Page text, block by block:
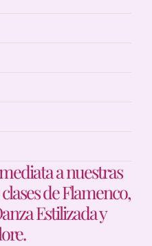
a nuestras
de Flamenco,
Estilizada y